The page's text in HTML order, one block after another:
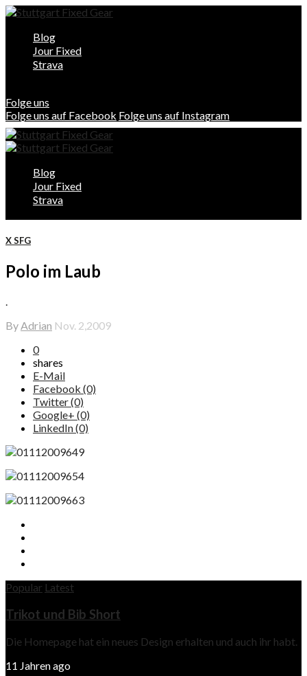
Blog
Jour Fixed
Strava
Folge uns
Folge uns auf Facebook Folge uns auf Instagram
Blog
Jour Fixed
Strava
X SFG
Polo im Laub
.
ByAdrian Nov. 2,2009
0
shares
E-Mail
Facebook (0)
Twitter (0)
Google+ (0)
LinkedIn (0)
Popular Latest
Trikot und Bib Short
Die Homepage hat ein neues Design erhalten und auch ihr habt.
11 Jahren ago